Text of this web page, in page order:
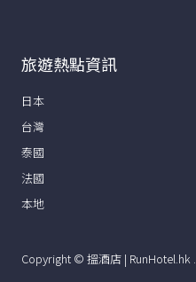
旅遊熱點資訊
日本
台灣
泰國
法國
本地
Copyright ©搵酒店 | RunHotel.hk .